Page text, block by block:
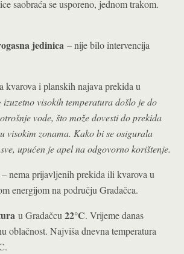
saobraća se usporeno, jednom trakom.
jedinica – nije bilo intervencija
kvarova i planskih najava prekida u
izuzetno visokih temperatura došlo je do
vode, što može dovesti do prekida
visokim zonama. Kako bi se osigurala
upućen je apel na odgovorno korištenje.
– nema prijavljenih prekida ili kvarova u
energijom na području Gradačca.
u Gradačcu 22°C. Vrijeme danas
oblačnost. Najviša dnevna temperatura